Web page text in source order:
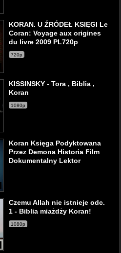
KORAN. U ŹRÓDEŁ KSIĘGI Le
Coran: Voyage aux origines
du livre 2009 PL720p
720p
KISSINSKY - Tora , Biblia ,
Koran
1080p
Koran Księga Podyktowana
Przez Demona Historia Film
Dokumentalny Lektor
Czemu Allah nie istnieje odc.
1 - Biblia miażdży Koran!
1080p